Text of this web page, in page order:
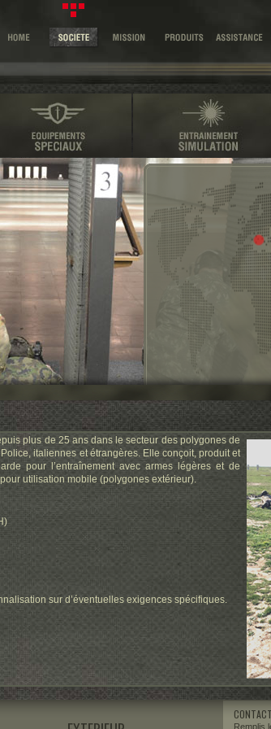
plus de 25 ans dans le secteur des polygones de
italiennes et étrangères. Elle conçoit, produit et
pour l’entraînement avec armes légères et de
utilisation mobile (polygones extérieur).
sur d’éventuelles exigences spécifiques.
Remplis